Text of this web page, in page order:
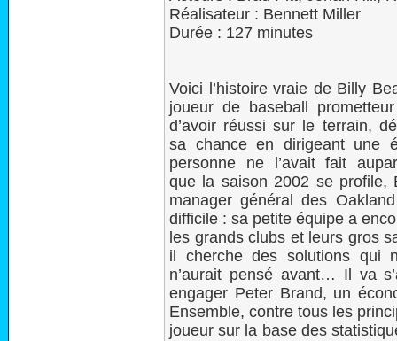
Réalisateur : Bennett Miller
Durée : 127 minutes
Voici l’histoire vraie de Billy
joueur de baseball
d’avoir réussi sur le terrain,
sa chance en dirigeant une
personne ne l’avait fait
que la saison 2002 se profile,
manager général des
difficile : sa petite équipe a
les grands clubs et leurs gros
il cherche des solutions qui
n’aurait pensé avant… Il va
engager Peter Brand, un
Ensemble, contre tous les
joueur sur la base des